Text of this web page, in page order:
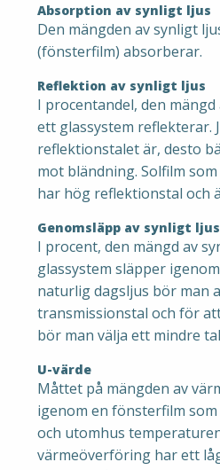
Absorption av synligt ljus
Den mängden av synligt
(fönsterfilm) absorberar.
Reflektion av synligt ljus
I procentandel, den
ett glassystem reflekterar.
reflektionstalet är, desto
mot bländning. Solfilm
har hög reflektionstal och
Genomsläpp av synligt ljus
I procent, den mängd av
glassystem släpper
naturlig dagsljus bör man
transmissionstal och för
bör man välja ett mindre
U-värde
Måttet på mängden av
igenom en fönsterfilm
och utomhus
värmeöverföring har ett